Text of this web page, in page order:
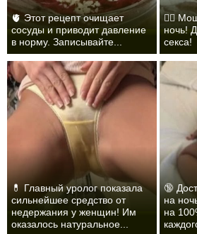
🫀 Этот рецепт очищает
сосуды и приводит давление
в норму. Записывайте...
❤️‍🔥
ночь!
секса!
💊 Главный уролог показала
сильнейшее средство от
недержания у женщин! Им
оказалось натуральное...
🔞
на
на